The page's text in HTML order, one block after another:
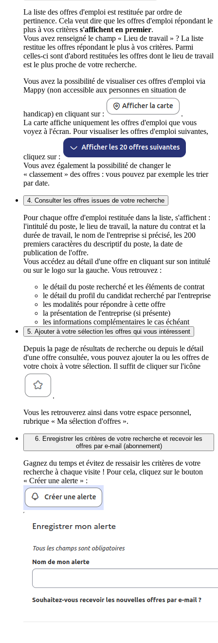
La liste des offres d'emploi est restituée par ordre de
pertinence. Cela veut dire que les offres d'emploi répondant le
plus à vos critères s'affichent en premier.
Vous avez renseigné le champ « Lieu de travail » ? La liste
restitue les offres répondant le plus à vos critères. Parmi
celles-ci sont d'abord restituées les offres dont le lieu de travail
est le plus proche de votre recherche.
Vous avez la possibilité de visualiser ces offres d'emploi via
Mappy (non accessible aux personnes en situation de
handicap) en cliquant sur :
.
La carte affiche uniquement les offres d'emploi que vous
voyez à l'écran. Pour visualiser les offres d'emploi suivantes,
cliquez sur :
Vous avez également la possibilité de changer le
« classement » des offres : vous pouvez par exemple les trier
par date.
4. Consulter les offres issues de votre recherche
Pour chaque offre d'emploi restituée dans la liste, s'affichent :
l'intitulé du poste, le lieu de travail, la nature du contrat et la
durée de travail, le nom de l'entreprise si précisé, les 200
premiers caractères du descriptif du poste, la date de
publication de l'offre.
Vous accédez au détail d'une offre en cliquant sur son intitulé
ou sur le logo sur la gauche. Vous retrouvez :
le détail du poste recherché et les éléments de contrat
le détail du profil du candidat recherché par l'entreprise
les modalités pour répondre à cette offre
la présentation de l'entreprise (si présente)
les informations complémentaires le cas échéant
5. Ajouter à votre sélection les offres qui vous intéressent
Depuis la page de résultats de recherche ou depuis le détail
d'une offre consultée, vous pouvez ajouter la ou les offres de
votre choix à votre sélection. Il suffit de cliquer sur l'icône
.
Vous les retrouverez ainsi dans votre espace personnel,
rubrique « Ma sélection d'offres ».
6. Enregistrer les critères de votre recherche et recevoir les
offres par e-mail (abonnement)
Gagnez du temps et évitez de ressaisir les critères de votre
recherche à chaque visite ! Pour cela, cliquez sur le bouton
« Créer une alerte » :